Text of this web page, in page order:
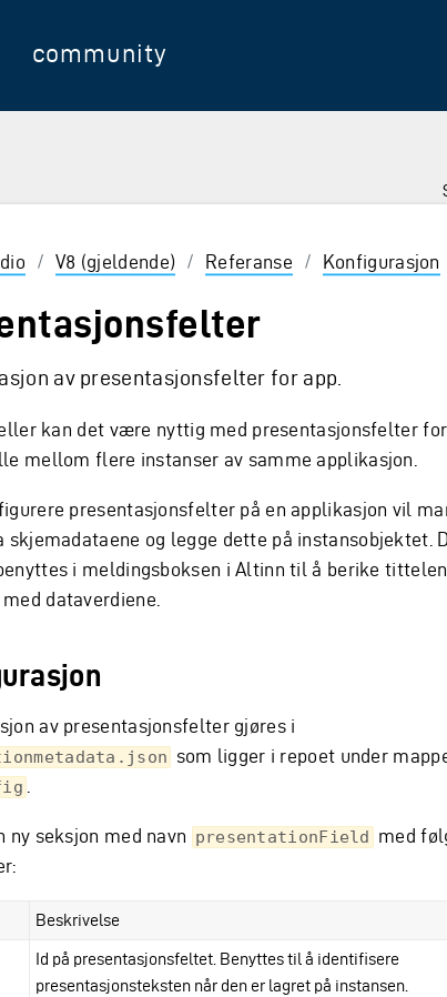
community
velge
/ V8 (gjeldende) / Referanse / Konfigurasjon
av presentasjonsfelter for app.
kan det være nyttig med presentasjonsfelter
mellom flere instanser av samme applikasjon.
presentasjonsfelter på en applikasjon vil
skjemadataene og legge dette på instansobjektet.
i meldingsboksen i Altinn til å berike
dataverdiene.
av presentasjonsfelter gjøres i
som ligger i repoet under
ny seksjon med navn presentationField med
Beskrivelse
Id på presentasjonsfeltet. Benyttes til å identifisere
presentasjonsteksten når den er lagret på instansen.